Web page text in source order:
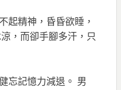
起精神，昏昏欲睡，
，而卻手腳多汗，只
忘記憶力減退。 男